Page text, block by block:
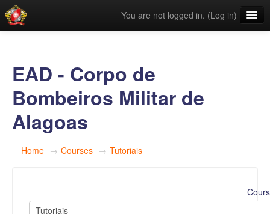
You are not logged in. (Log in)
EAD - Corpo de
Bombeiros Militar de
Alagoas
Home → Courses → Tutoriais